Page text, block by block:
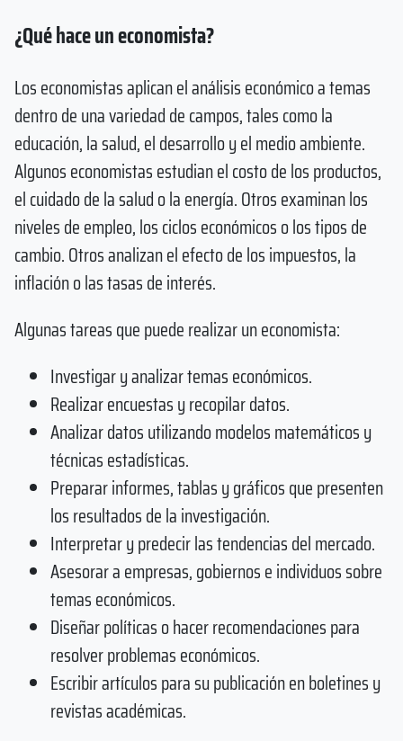
¿Qué hace un economista?
Los economistas aplican el análisis económico a temas
dentro de una variedad de campos, tales como la
educación, la salud, el desarrollo y el medio ambiente.
Algunos economistas estudian el costo de los productos,
el cuidado de la salud o la energía. Otros examinan los
niveles de empleo, los ciclos económicos o los tipos de
cambio. Otros analizan el efecto de los impuestos, la
inflación o las tasas de interés.
Algunas tareas que puede realizar un economista:
Investigar y analizar temas económicos.
Realizar encuestas y recopilar datos.
Analizar datos utilizando modelos matemáticos y
técnicas estadísticas.
Preparar informes, tablas y gráficos que presenten
los resultados de la investigación.
Interpretar y predecir las tendencias del mercado.
Asesorar a empresas, gobiernos e individuos sobre
temas económicos.
Diseñar políticas o hacer recomendaciones para
resolver problemas económicos.
Escribir artículos para su publicación en boletines y
revistas académicas.